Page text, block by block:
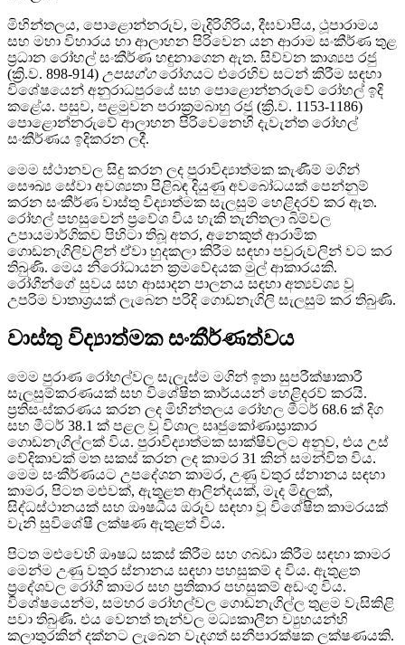
මිහින්තලය, පොළොන්නරුව, මැදිරිගිරිය, දීඝවාපිය, ථූපාරාමය
සහ මහා විහාරය හා ආලාහන පිරිවෙන යන ආරාම සංකීර්ණ තුළ
ප්‍රධාන රෝහල් සංකීර්ණ හඳුනාගෙන ඇත. සිව්වන කාශ්‍යප රජු
(ක්‍රි.ව. 898-914) උපසග්ගරෝගයට එරෙහිව සටන් කිරීම සඳහා
විශේෂයෙන් අනුරාධපුරයේ සහ පොළොන්නරුවේ රෝහල් ඉදි
කළේය. පසුව, පළමුවන පරාක්‍රමබාහු රජු (ක්‍රි.ව. 1153-1186)
පොළොන්නරුවේ ආලාහන පිරිවෙනෙහි දැවැන්ත රෝහල්
සංකීර්ණය ඉදිකරන ලදී.
මෙම ස්ථානවල සිදු කරන ලද පුරාවිද්‍යාත්මක කැණීම් මගින්
සෞඛ්‍ය සේවා අවශ්‍යතා පිළිබඳ දියුණු අවබෝධයක් පෙන්නුම්
කරන සංකීර්ණ වාස්තු විද්‍යාත්මක සැලසුම් හෙළිදරව් කර ඇත.
රෝහල් පහසුවෙන් ප්‍රවේශ විය හැකි තැනිතලා බිම්වල
උපායමාර්ගිකව පිහිටා තිබූ අතර, අනෙකුත් ආරාමික
ගොඩනැගිලිවලින් ඒවා හුදකලා කිරීම සඳහා පවුරුවලින් වට කර
තිබුණි. මෙය නිරෝධායන ක්‍රමවේදයක මුල් ආකාරයකි.
රෝගීන්ගේ සුවය සහ ආසාදන පාලනය සඳහා අත්‍යවශ්‍ය වූ
උපරිම වාතාශ්‍රයක් ලැබෙන පරිදි ගොඩනැගිලි සැලසුම් කර තිබුණි.
වාස්තු විද්‍යාත්මක සංකීර්ණත්වය
මෙම පුරාණ රෝහල්වල සැලැස්ම මගින් ඉතා සුපරීක්ෂාකාරී
සැලසුම්කරණයක් සහ විශේෂිත කාර්යයන් හෙළිදරව් කරයි.
ප්‍රතිසංස්කරණය කරන ලද මිහින්තලය රෝහල මීටර් 68.6 ක් දිග
සහ මීටර් 38.1 ක් පළල වූ විශාල සෘජුකෝණාස්‍රාකාර
ගොඩනැගිල්ලක් විය. පුරාවිද්‍යාත්මක සාක්ෂිවලට අනුව, එය උස්
වේදිකාවක් මත සකස් කරන ලද කාමර 31 කින් සමන්විත විය.
මෙම සංකීර්ණයට උපදේශන කාමර, උණු වතුර ස්නානය සඳහා
කාමර, පිටත මළුවක්, ඇතුළත ආලින්දයක්, මැද මිදුලක්,
සිද්ධස්ථානයක් සහ ඖෂධීය ඔරුව සඳහා වූ විශේෂිත කාමරයක්
වැනි සුවිශේෂී ලක්ෂණ ඇතුළත් විය.
පිටත මළුවෙහි ඖෂධ සකස් කිරීම සහ ගබඩා කිරීම සඳහා කාමර
මෙන්ම උණු වතුර ස්නානය සඳහා පහසුකම් ද විය. ඇතුළත
ප්‍රදේශවල රෝගී කාමර සහ ප්‍රතිකාර පහසුකම් අඩංගු විය.
විශේෂයෙන්ම, සමහර රෝහල්වල ගොඩනැගිල්ල තුළම වැසිකිළි
පවා තිබුණි. එය වෙනත් තැන්වල මධ්‍යකාලීන ව්‍යුහයන්හි
කලාතුරකින් දක්නට ලැබෙන වැදගත් සනීපාරක්ෂක ලක්ෂණයකි.